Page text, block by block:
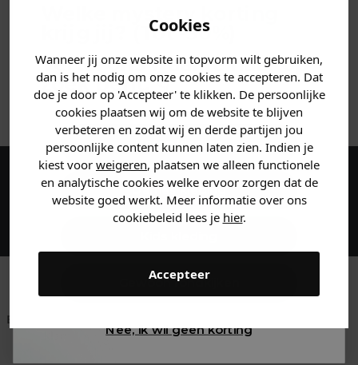
Cookies
Wanneer jij onze website in topvorm wilt gebruiken,
dan is het nodig om onze cookies te accepteren. Dat
doe je door op 'Accepteer' te klikken. De persoonlijke
cookies plaatsen wij om de website te blijven
verbeteren en zodat wij en derde partijen jou
persoonlijke content kunnen laten zien. Indien je
kiest voor weigeren, plaatsen we alleen functionele
en analytische cookies welke ervoor zorgen dat de
website goed werkt. Meer informatie over ons
cookiebeleid lees je hier.
Accepteer
MATERIAAL & WASVOORSCHRIFT
ANDERE BESTELDEN OOK
Maak een account aan en ontvang 5%
korting op je eerste bestelling!
Betaal achteraf met
is morgen in huis!*
ons met een 9,6!
Welke mystery
krijg jij? (Tot-30%
Vertel ons waar je naar op
zoek bent. 👇
Heren kleding
Dames kleding
Gewoon rondkijken
Nee, ik wil geen korting